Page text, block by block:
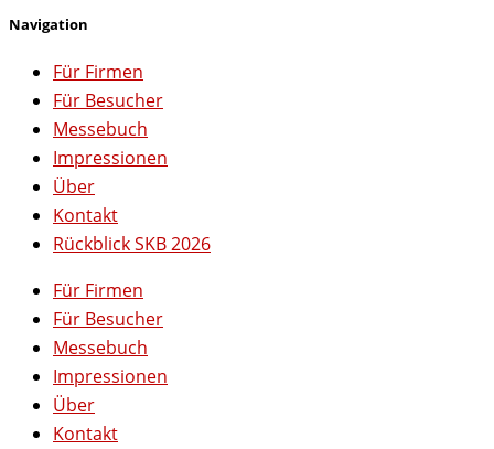
Navigation
Für Firmen
Für Besucher
Messebuch
Impressionen
Über
Kontakt
Rückblick SKB 2026
Für Firmen
Für Besucher
Messebuch
Impressionen
Über
Kontakt